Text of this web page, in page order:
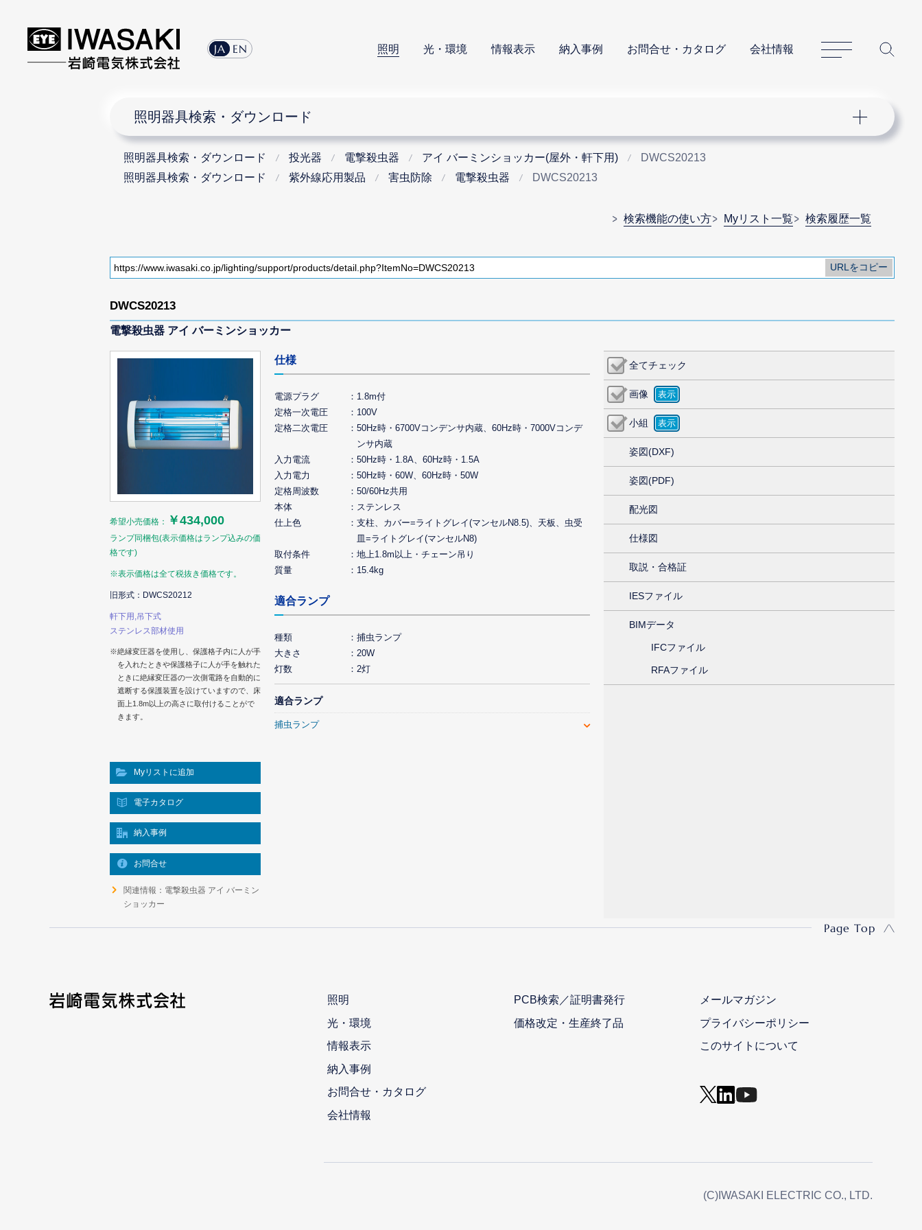
JA EN 照明 光・環境 情報表示 納入事例 お問合せ・カタログ 会社情報
サイトマップ
照明器具検索・ダウンロード
照明器具検索・ダウンロード 投光器 電撃殺虫器 アイ バーミンショッカー(屋外・軒下用)
DWCS20213
照明器具検索・ダウンロード
紫外線応用製品 害虫防除 電撃殺虫器 DWCS20213
検索機能の使い方 Myリスト一覧 検索履歴一覧
DWCS20213
電撃殺虫器 アイ バーミンショッカー
希望小売価格： ￥434,000
ランプ同梱包(表示価格はランプ込みの価
格です)
※表示価格は全て税抜き価格です。
旧形式：DWCS20212
軒下用,吊下式
ステンレス部材使用
※絶縁変圧器を使用し、保護格子内に人が手
を入れたときや保護格子に人が手を触れた
ときに絶縁変圧器の一次側電路を自動的に
遮断する保護装置を設けていますので、床
面上1.8m以上の高さに取付けることがで
きます。
Myリストに追加
電子カタログ
納入事例
お問合せ
関連情報：電撃殺虫器 アイ バーミン
ショッカー
全てチェック
画像
小組
姿図(DXF)
姿図(PDF)
配光図
仕様図
取説・合格証
IESファイル
BIMデータ
IFCファイル
RFAファイル
仕様
電源プラグ
1.8m付
定格一次電圧
100V
定格二次電圧
50Hz時・6700Vコンデンサ内蔵、60Hz時・7000Vコンデ
ンサ内蔵
入力電流
50Hz時・1.8A、60Hz時・1.5A
入力電力
50Hz時・60W、60Hz時・50W
定格周波数
50/60Hz共用
本体
ステンレス
仕上色
支柱、カバー=ライトグレイ(マンセルN8.5)、天板、虫受
皿=ライトグレイ(マンセルN8)
取付条件
地上1.8m以上・チェーン吊り
質量
15.4kg
適合ランプ
種類
捕虫ランプ
大きさ
20W
灯数
2灯
適合ランプ
捕虫ランプ
Page Top
照明
光・環境
情報表示
納入事例
お問合せ・カタログ
会社情報
PCB検索／証明書発行
価格改定・生産終了品
メールマガジン
プライバシーポリシー
このサイトについて
(C)IWASAKI ELECTRIC CO., LTD.